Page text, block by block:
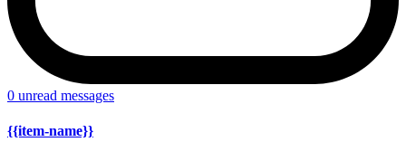
0 unread messages
{{item-name}}